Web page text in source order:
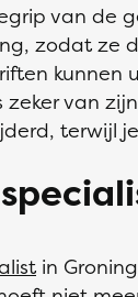
van de
zodat ze
kunnen
zeker van
terwijl
in